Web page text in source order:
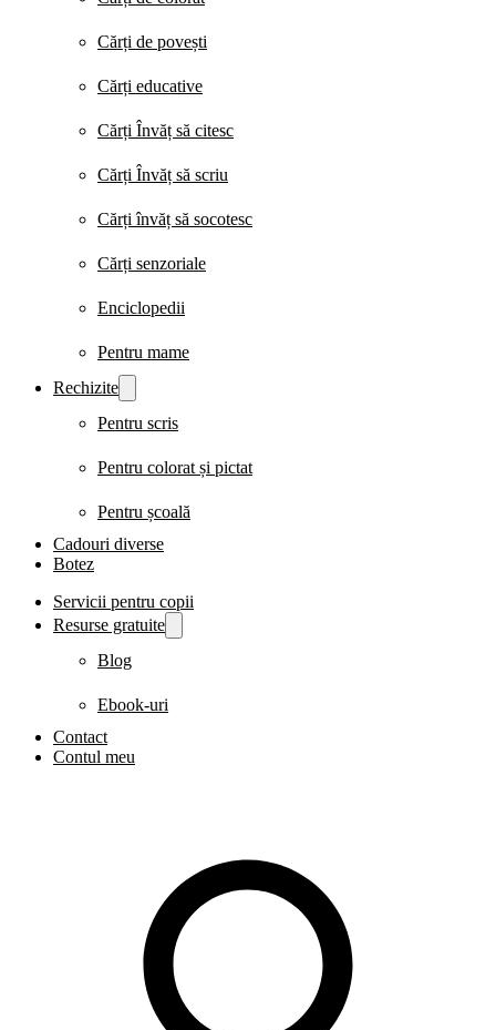
Cărți de povești
Cărți educative
Cărți Învăț să citesc
Cărți Învăț să scriu
Cărți învăț să socotesc
Cărți senzoriale
Enciclopedii
Pentru mame
Rechizite
Pentru scris
Pentru colorat și pictat
Pentru școală
Cadouri diverse
Botez
Servicii pentru copii
Resurse gratuite
Blog
Ebook-uri
Contact
Contul meu